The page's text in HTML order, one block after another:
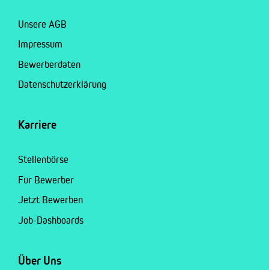
Unsere AGB
Impressum
Bewerberdaten
Datenschutzerklärung
Karriere
Stellenbörse
Für Bewerber
Jetzt Bewerben
Job-Dashboards
Über Uns